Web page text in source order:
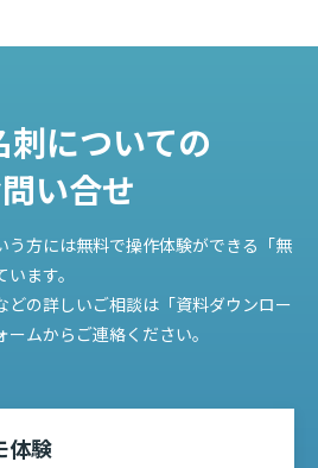
刺についての
い合せ
う方には無料で操作体験ができる「無
ます。
どの詳しいご相談は「資料ダウンロー
ムからご連絡ください。
体験